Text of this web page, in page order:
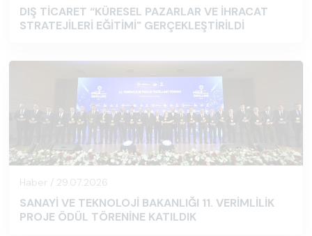
DIŞ TİCARET “KÜRESEL PAZARLAR VE İHRACAT
STRATEJİLERİ EĞİTİMİ" GERÇEKLEŞTİRİLDİ
Haber / 29.07.2026
SANAYİ VE TEKNOLOJİ BAKANLIĞI 11. VERİMLİLİK
PROJE ÖDÜL TÖRENİNE KATILDIK